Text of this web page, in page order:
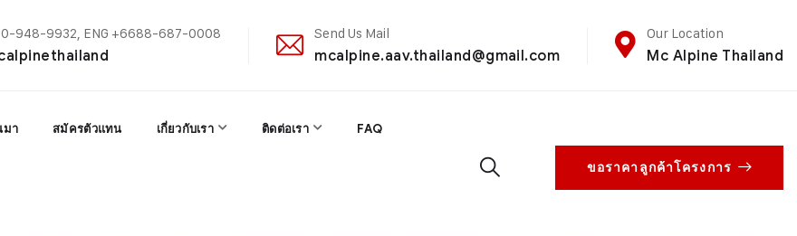
948-9932, ENG +6688-687-0008
Send Us Mail
mcalpine.aav.thailand@gmail.com
Our Location
Mc Alpine Thailand
มา สมัครตัวแทน เกี่ยวกับเรา ติดต่อเรา FAQ
ขอราคาลูกค้าโครงการ